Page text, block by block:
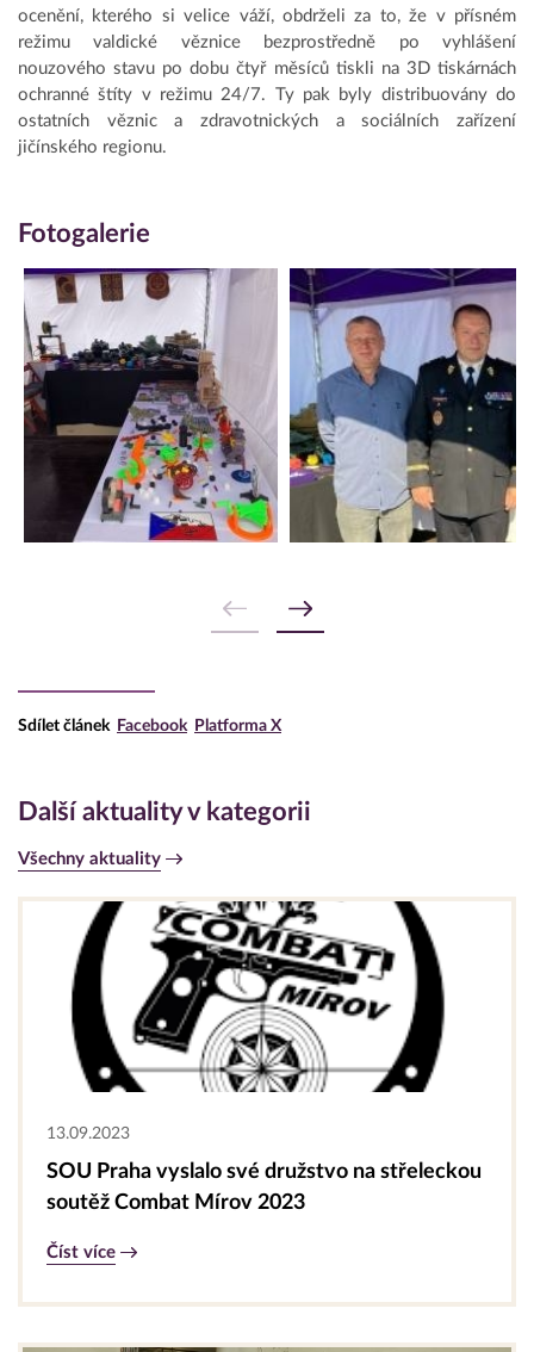
ocenění, kterého si velice váží, obdrželi za to, že v přísném
režimu valdické věznice bezprostředně po vyhlášení
nouzového stavu po dobu čtyř měsíců tiskli na 3D tiskárnách
ochranné štíty v režimu 24/7. Ty pak byly distribuovány do
ostatních věznic a zdravotnických a sociálních zařízení
jičínského regionu.
Fotogalerie
Sdílet článek Facebook Platforma X
Další aktuality v kategorii
Všechny aktuality
13.09.2023
SOU Praha vyslalo své družstvo na střeleckou
soutěž Combat Mírov 2023
Číst více